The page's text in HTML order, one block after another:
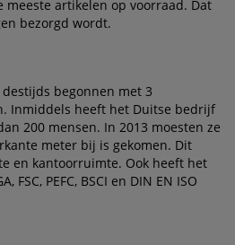
artikelen op voorraad. Dat
bezorgd wordt.
begonnen met 3
Inmiddels heeft het Duitse bedrijf
200 mensen. In 2013 moesten ze
meter bij is gekomen. Dit
en kantoorruimte. Ook heeft het
PEFC, BSCI en DIN EN ISO